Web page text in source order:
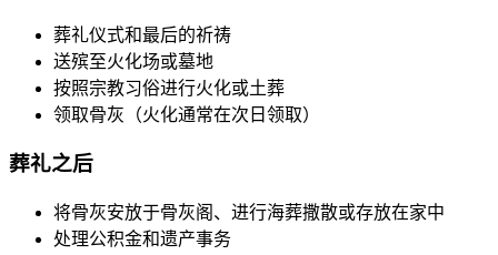
葬礼仪式和最后的祈祷
送殡至火化场或墓地
按照宗教习俗进行火化或土葬
领取骨灰（火化通常在次日领取）
葬礼之后
将骨灰安放于骨灰阁、进行海葬撒散或存放在家中
处理公积金和遗产事务